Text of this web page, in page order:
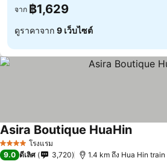
จาก ฿1,629
ดูราคาจาก 9 เว็บไซต์
4 ดาว โรงแรม
Asira Boutique HuaHin
9.0 ดีเลิศ 3,720 1.4 km ถึง Hua Hin